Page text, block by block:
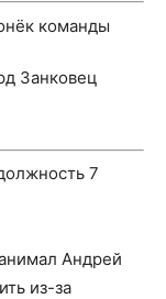
Занковец
7
Андрей
из-за